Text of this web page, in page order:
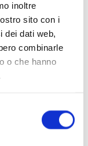
inoltre
sito con i
dei dati web,
combinarle
o che hanno